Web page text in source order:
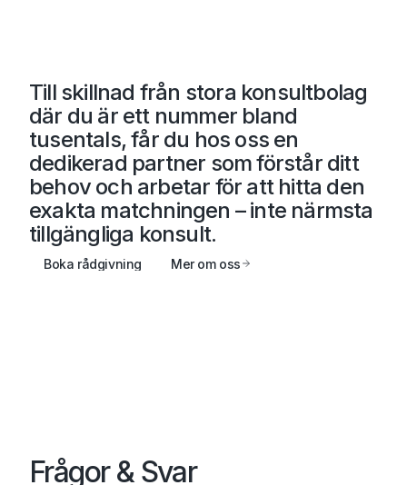
Till skillnad från stora konsultbolag
där du är ett nummer bland
tusentals, får du hos oss en
dedikerad partner som förstår ditt
behov och arbetar för att hitta den
exakta matchningen – inte närmsta
tillgängliga konsult.
Boka rådgivning Mer om oss
Frågor & Svar